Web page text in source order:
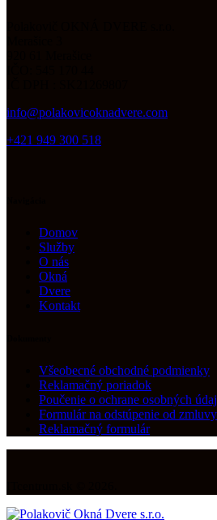
info@polakovicoknadvere.com
+421 949 300 518
Domov
Služby
O nás
Okná
Dvere
Kontakt
Všeobecné obchodné podmienky
Reklamačný poriadok
Poučenie o ochrane osobných
Formulár na odstúpenie od zmluvy
Reklamačný formulár